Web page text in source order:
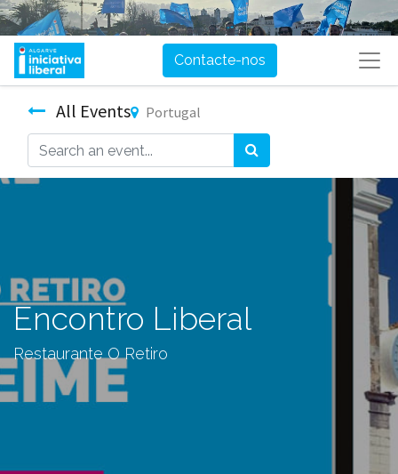
Contacte-nos
All Events Portugal
Encontro Liberal
Restaurante O Retiro